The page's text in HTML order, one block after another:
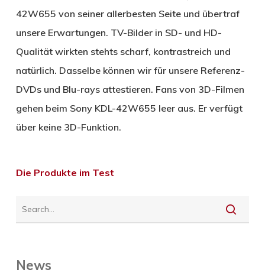
42W655 von seiner allerbesten Seite und übertraf
unsere Erwartungen. TV-Bilder in SD- und HD-
Qualität wirkten stehts scharf, kontrastreich und
natürlich. Dasselbe können wir für unsere Referenz-
DVDs und Blu-rays attestieren. Fans von 3D-Filmen
gehen beim Sony KDL-42W655 leer aus. Er verfügt
über keine 3D-Funktion.
Die Produkte im Test
News